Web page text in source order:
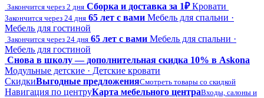
Закончится через 2 дня Сборка и доставка за 1₽ Кровати
Закончится через 24 дня 65 лет с вами Мебель для спальни ·
Мебель для гостиной
Закончится через 24 дня 65 лет с вами Мебель для спальни ·
Мебель для гостиной
Снова в школу — дополнительная скидка 10% в Askona
Модульные детские · Детские кровати
СкидкиВыгодные предложенияСмотреть товары со скидкой
Навигация по центруКарта мебельного центраВходы, салоны и